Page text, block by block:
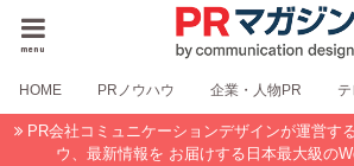
menu
HOME PRノウハウ 企業・人物PR
PR会社コミュニケーションデザインが運営す
ウ、最新情報を お届けする日本最大級の